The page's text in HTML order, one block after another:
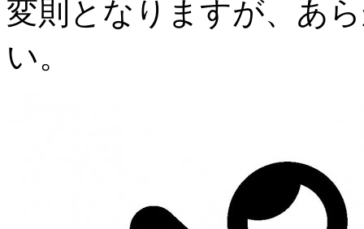
変則となりますが、あ
い。